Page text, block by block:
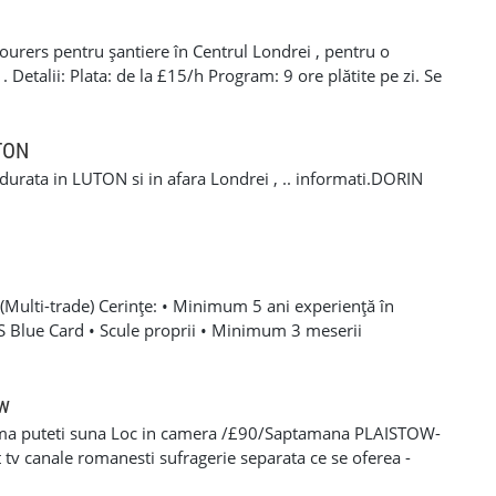
tarifului la locul actual de munca. Telefon / SMS /
nu raspundem imediat, trimiteti un mesaj scurt cu
incepe. Optional, puteti completa formularul din
Toni Timis & Daniel Timis T&D GLAZING AND
pentru șantiere în Centrul Londrei , pentru o
Plata: de la £15/h Program: 9 ore plătite pe zi. Se
de a lucra în weekend. Cerințe: CSCS Card. Drept de
254793 Mihai 📞 +44 7393 943242 Stefan
in LUTON si in afara Londrei , .. informati.DORIN
trade) Cerințe: • Minimum 5 ani experiență în
Blue Card • Scule proprii • Minimum 3 meserii
experiență solidă în mai multe domenii din construcții •
B valabil • Mijloc de transport propriu
oferă: • Salariu atractiv, în funcție de experiență și
Diurnă / plată transport • Suport tehnic continuu și
și cursuri de calificare • Mediu de lucru stabil cu
puteti suna Loc in camera /£90/Saptamana PLAISTOW-
canale romanesti sufragerie separata ce se oferea -
-fiecare camera beneficiaza de frigider separat -wi-fi